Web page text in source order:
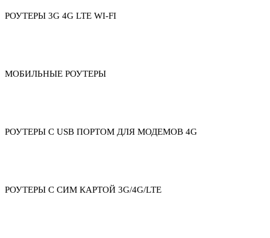
РОУТЕРЫ 3G 4G LTE WI-FI
МОБИЛЬНЫЕ РОУТЕРЫ
РОУТЕРЫ С USB ПОРТОМ ДЛЯ МОДЕМОВ 4G
РОУТЕРЫ С СИМ КАРТОЙ 3G/4G/LTE